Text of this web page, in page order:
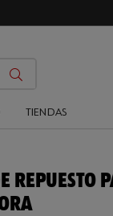
TIENDAS
REPUESTO